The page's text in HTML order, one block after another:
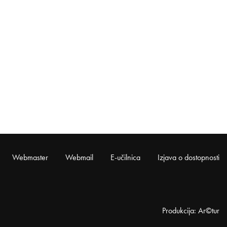
Webmaster Webmail E-učilnica Izjava o dostopnosti
Produkcija: Ar©tur